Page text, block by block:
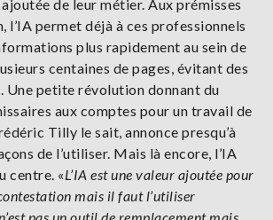
de leur métier. Aux prémisses
l’IA permet déjà à ces professionnels
plus rapidement au sein de
centaines de pages, évitant des
Une petite révolution donnant du
aux comptes pour un travail de
Tilly le sait, annonce presqu’à
de l’utiliser. Mais là encore, l’IA
centre. «L’IA est une valeur ajoutée pour
mais il faut l’utiliser